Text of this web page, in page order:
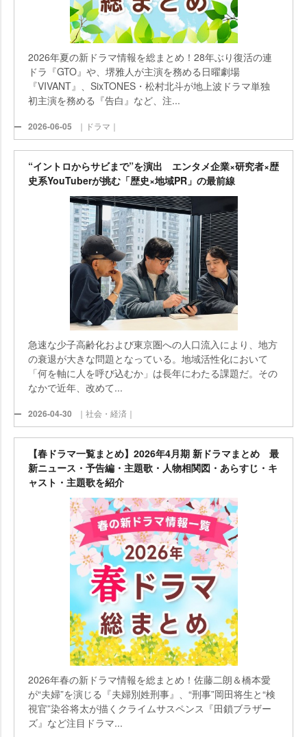
2026年夏の新ドラマ情報を総まとめ！28年ぶり復活の連
ドラ『GTO』や、堺雅人が主演を務める日曜劇場
『VIVANT』、SixTONES・松村北斗が地上波ドラマ単独
初主演を務める『告白』など、注...
2026-06-05 ｜ドラマ｜
“イントロからサビまで”を演出 エンタメ企業×研究者×歴
史系YouTuberが挑む「歴史×地域PR」の最前線
急速な少子高齢化および東京圏への人口流入により、地方
の衰退が大きな問題となっている。地域活性化において
「何を軸に人を呼び込むか」は長年にわたる課題だ。その
なかで近年、改めて...
2026-04-30 ｜社会・経済｜
【春ドラマ一覧まとめ】2026年4月期 新ドラマまとめ 最
新ニュース・予告編・主題歌・人物相関図・あらすじ・キ
ャスト・主題歌を紹介
2026年春の新ドラマ情報を総まとめ！佐藤二朗＆橋本愛
が“夫婦”を演じる『夫婦別姓刑事』、“刑事”岡田将生と“検
視官”染谷将太が描くクライムサスペンス『田鎖ブラザー
ズ』など注目ドラマ...